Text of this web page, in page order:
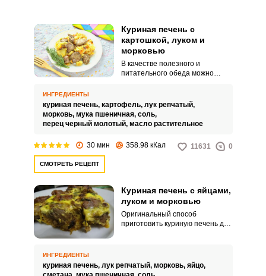
Куриная печень с
картошкой, луком и
морковью
В качестве полезного и
питательного обеда можно
Яркое блюдо разнообразит ваш
стол и порадует домашних
нежным вкусом.
ИНГРЕДИЕНТЫ
куриная печень, картофель, лук репчатый,
морковь, мука пшеничная, соль,
перец черный молотый, масло растительное
30 мин 358.98 кКал 11631 0
СМОТРЕТЬ РЕЦЕПТ
Куриная печень с яйцами,
луком и морковью
Оригинальный способ
приготовить куриную печень для
вкусом и разнообразит ваше
повседневное меню.
ИНГРЕДИЕНТЫ
куриная печень, лук репчатый, морковь, яйцо,